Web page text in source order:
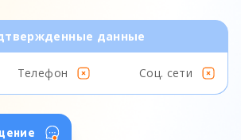
данные
Телефон Соц. сети